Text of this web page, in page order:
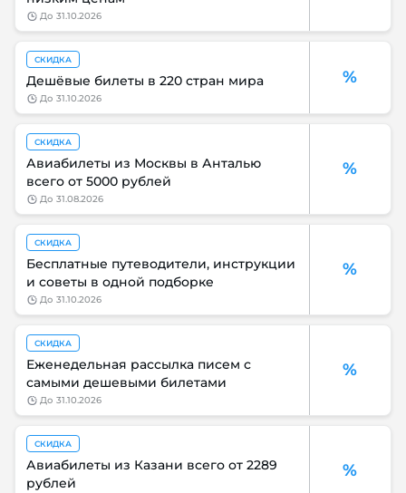
до 31.10.2026
%
СКИДКА
Дешёвые билеты в 220 стран мира
до 31.10.2026
%
СКИДКА
Авиабилеты из Москвы в Анталью
всего от 5000 рублей
до 31.08.2026
%
СКИДКА
Бесплатные путеводители, инструкции
и советы в одной подборке
до 31.10.2026
%
СКИДКА
Еженедельная рассылка писем с
самыми дешевыми билетами
до 31.10.2026
%
СКИДКА
Авиабилеты из Казани всего от 2289
рублей